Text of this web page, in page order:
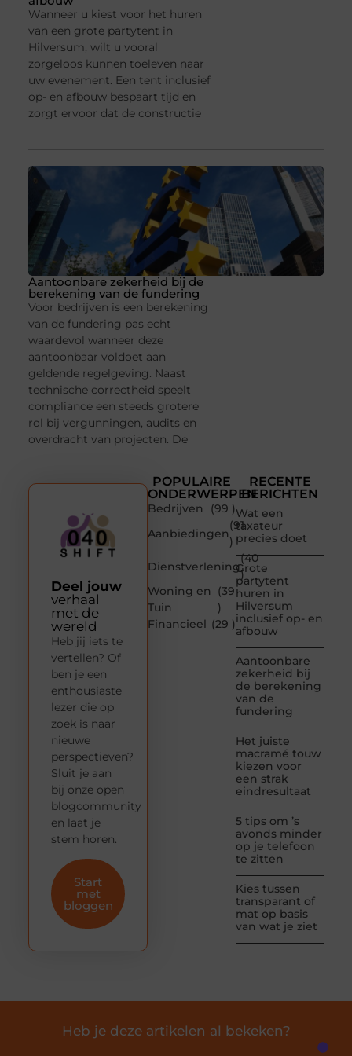
Wanneer u kiest voor het huren
van een grote partytent in
Hilversum, wilt u vooral
zorgeloos kunnen toeleven naar
uw evenement. Een tent inclusief
op- en afbouw bespaart tijd en
zorgt ervoor dat de constructie
Aantoonbare zekerheid bij de
berekening van de fundering
Voor bedrijven is een berekening
van de fundering pas echt
waardevol wanneer deze
aantoonbaar voldoet aan
geldende regelgeving. Naast
technische correctheid speelt
compliance een steeds grotere
rol bij vergunningen, audits en
overdracht van projecten. De
POPULAIRE
ONDERWERPEN
Bedrijven
(99 )
Aanbiedingen
(91
)
Dienstverlening
(40
)
Woning en
Tuin
(39
)
Financieel (29 )
RECENTE
BERICHTEN
Wat een
taxateur
precies doet
Grote
partytent
huren in
Hilversum
inclusief op- en
afbouw
Aantoonbare
zekerheid bij
de berekening
van de
fundering
Het juiste
macramé touw
kiezen voor
een strak
eindresultaat
5 tips om ’s
avonds minder
op je telefoon
te zitten
Kies tussen
transparant of
mat op basis
van wat je ziet
Deel jouw
verhaal
met de
wereld
Heb jij iets te
vertellen? Of
ben je een
enthousiaste
lezer die op
zoek is naar
nieuwe
perspectieven?
Sluit je aan
bij onze open
blogcommunity
en laat je
stem horen.
Start
met
bloggen
Heb je deze artikelen al bekeken?